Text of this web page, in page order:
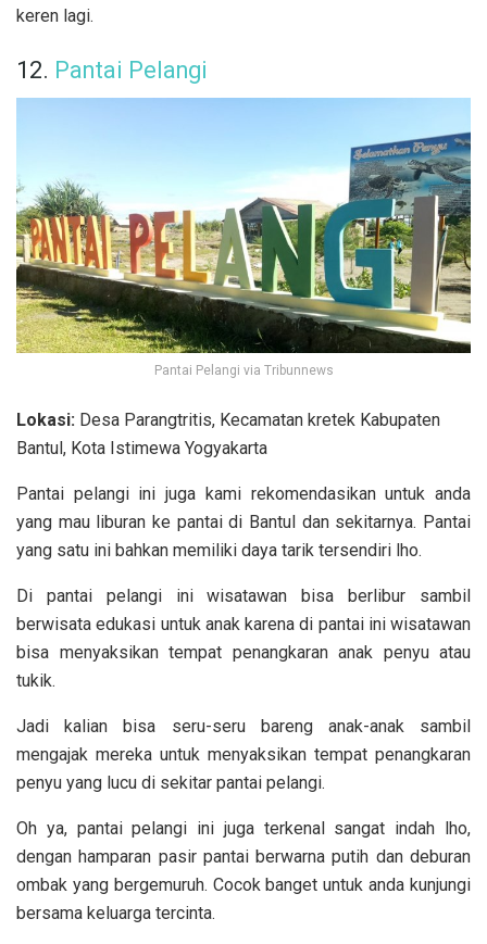
keren lagi.
12. Pantai Pelangi
Pantai Pelangi via Tribunnews
Lokasi: Desa Parangtritis, Kecamatan kretek Kabupaten
Bantul, Kota Istimewa Yogyakarta
Pantai pelangi ini juga kami rekomendasikan untuk anda
yang mau liburan ke pantai di Bantul dan sekitarnya. Pantai
yang satu ini bahkan memiliki daya tarik tersendiri lho.
Di pantai pelangi ini wisatawan bisa berlibur sambil
berwisata edukasi untuk anak karena di pantai ini wisatawan
bisa menyaksikan tempat penangkaran anak penyu atau
tukik.
Jadi kalian bisa seru-seru bareng anak-anak sambil
mengajak mereka untuk menyaksikan tempat penangkaran
penyu yang lucu di sekitar pantai pelangi.
Oh ya, pantai pelangi ini juga terkenal sangat indah lho,
dengan hamparan pasir pantai berwarna putih dan deburan
ombak yang bergemuruh. Cocok banget untuk anda kunjungi
bersama keluarga tercinta.